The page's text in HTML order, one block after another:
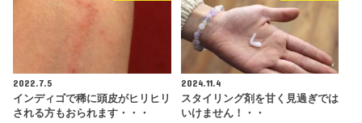
2022.7.5
インディゴで稀に頭皮がヒリヒリ
される方もおられます・・・
2024.11.4
スタイリング剤を甘く見過ぎでは
いけません！・・